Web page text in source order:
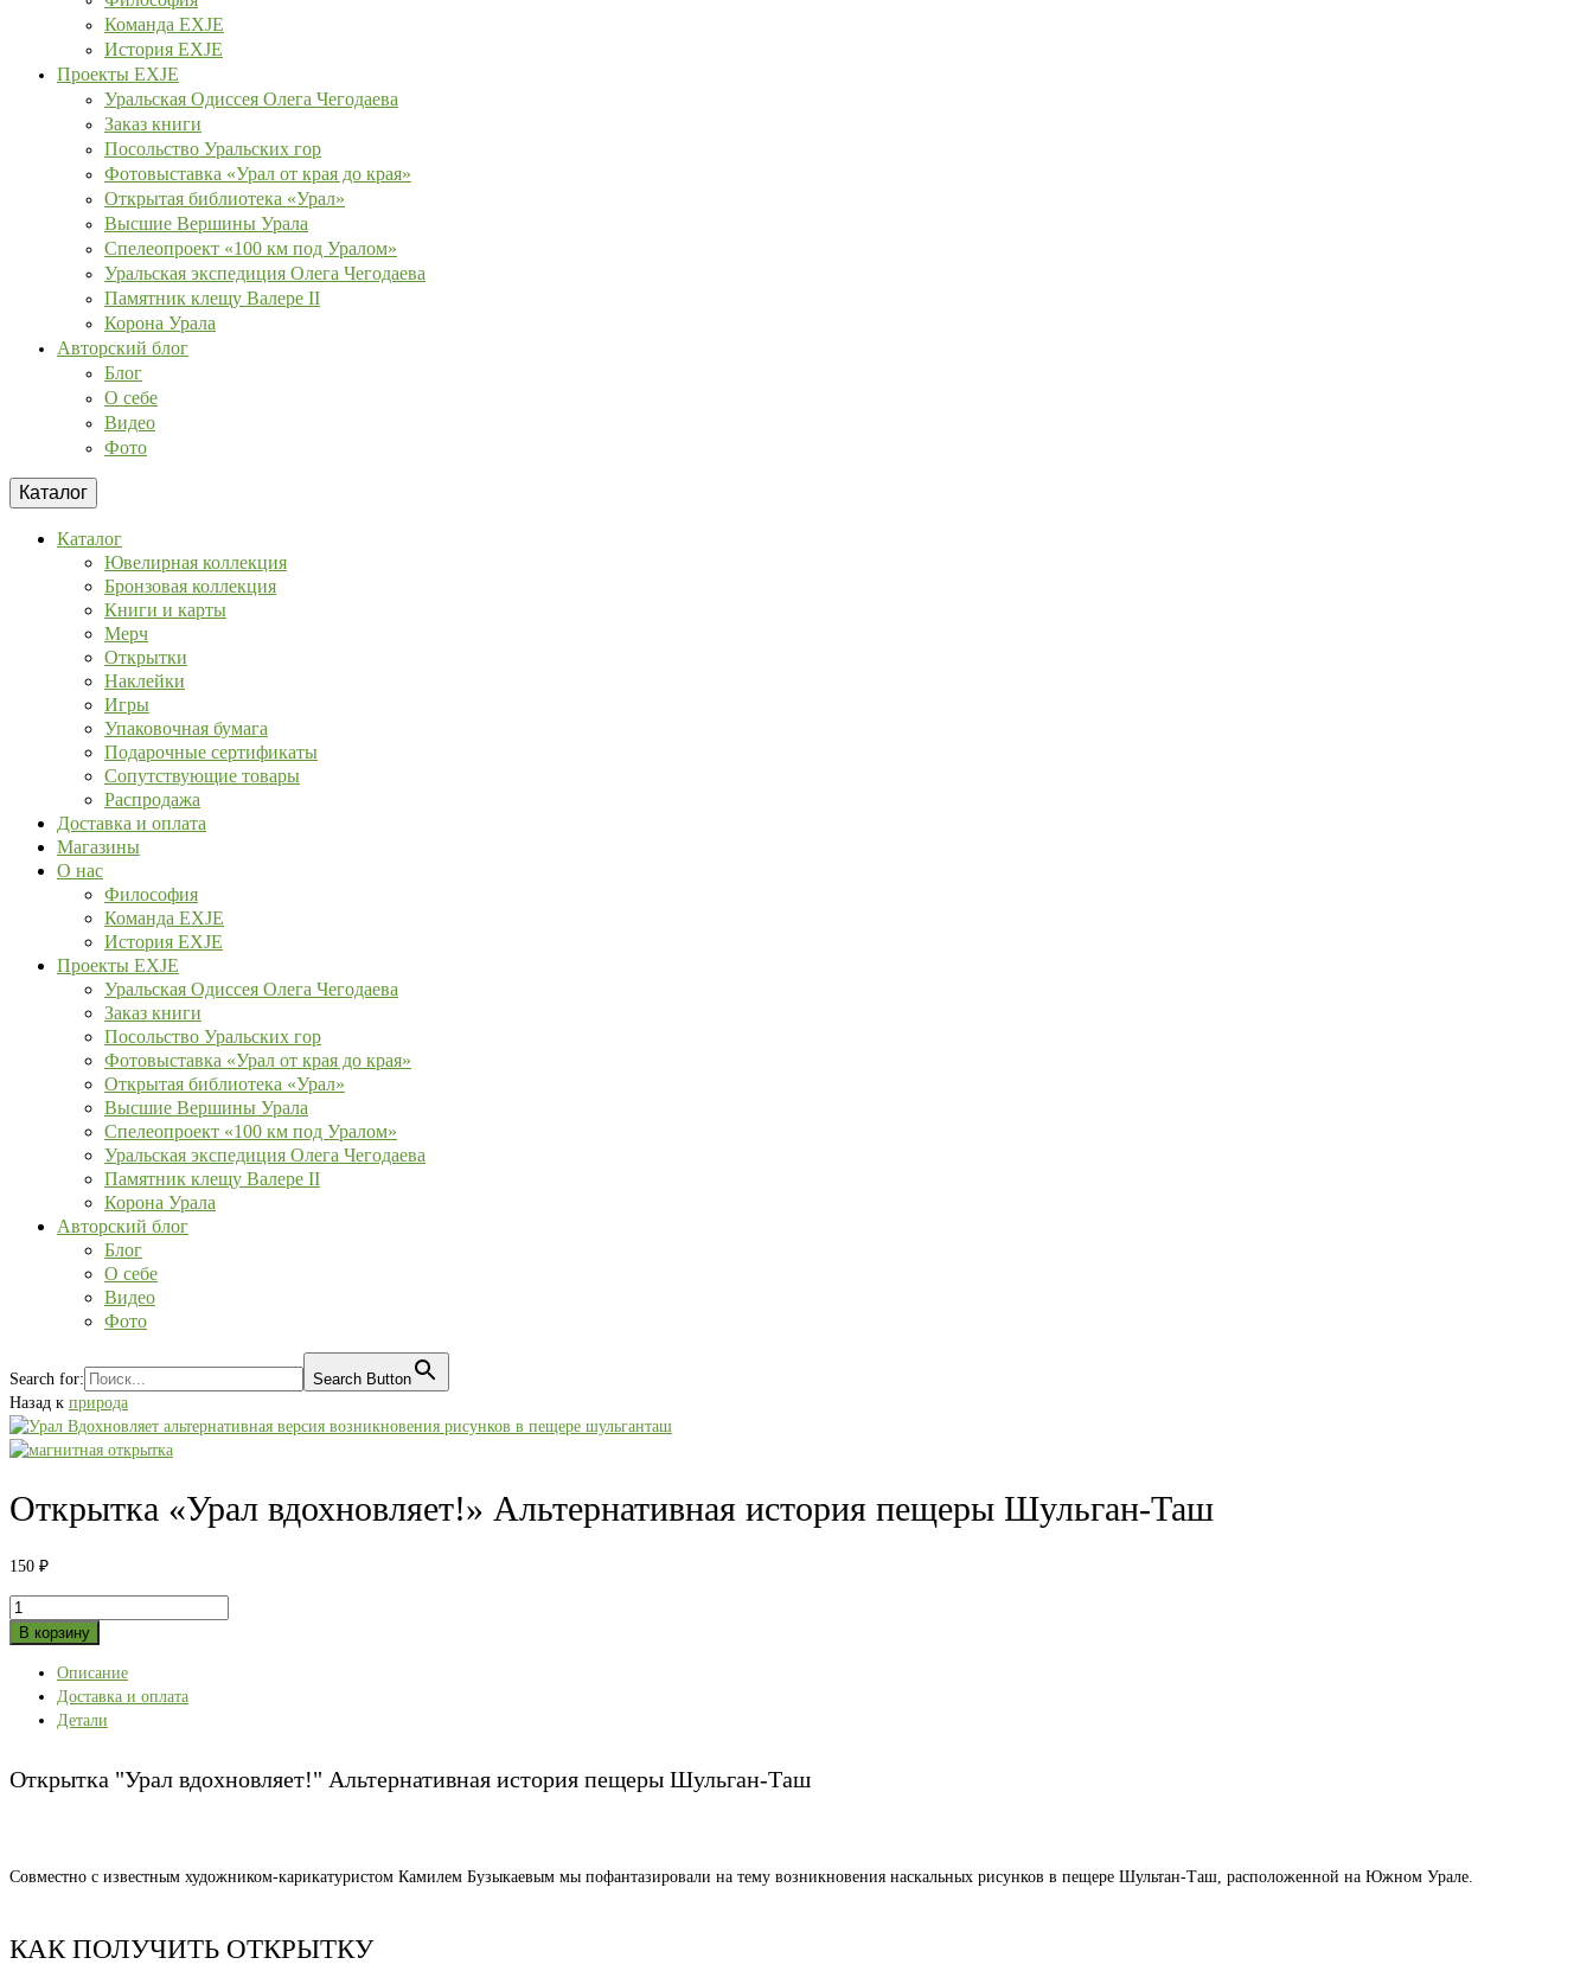
Команда EXJE
История EXJE
Проекты EXJE
Уральская Одиссея Олега Чегодаева
Заказ книги
Посольство Уральских гор
Фотовыставка «Урал от края до края»
Открытая библиотека «Урал»
Высшие Вершины Урала
Спелеопроект «100 км под Уралом»
Уральская экспедиция Олега Чегодаева
Памятник клещу Валере II
Корона Урала
Авторский блог
Блог
О себе
Видео
Фото
Каталог
Каталог
Ювелирная коллекция
Бронзовая коллекция
Книги и карты
Мерч
Открытки
Наклейки
Игры
Упаковочная бумага
Подарочные сертификаты
Сопутствующие товары
Распродажа
Доставка и оплата
Магазины
О нас
Философия
Команда EXJE
История EXJE
Проекты EXJE
Уральская Одиссея Олега Чегодаева
Заказ книги
Посольство Уральских гор
Фотовыставка «Урал от края до края»
Открытая библиотека «Урал»
Высшие Вершины Урала
Спелеопроект «100 км под Уралом»
Уральская экспедиция Олега Чегодаева
Памятник клещу Валере II
Корона Урала
Авторский блог
Блог
О себе
Видео
Фото
Search for:
Search Button
Назад к природа
Открытка «Урал вдохновляет!» Альтернативная история пещеры Шульган-Таш
150 ₽
Количество
товара
"Урал
вдохновляет!"
Альтернативная
пещеры
Шульган-
В корзину
Описание
Доставка и оплата
Детали
Открытка "Урал вдохновляет!" Альтернативная история пещеры Шульган-Таш
Совместно с известным художником-карикатуристом Камилем Бузыкаевым мы пофантазировали на тему возникновения наскальных рисунков в пещере Шультан-Таш, расположенной на Южном Урале.
КАК ПОЛУЧИТЬ ОТКРЫТКУ